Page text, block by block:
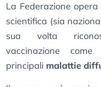
La Federazione
scientifica (sia
sua volta
vaccinazione
principali malattie